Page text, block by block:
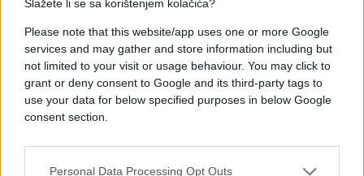
Slažete li se sa korištenjem kolačića?
Please note that this website/app uses one or more Google
services and may gather and store information including but
not limited to your visit or usage behaviour. You may click to
grant or deny consent to Google and its third-party tags to
use your data for below specified purposes in below Google
consent section.
Personal Data Processing Opt Outs
sad, mogu vam kazati kako se sad slažemo vrlo
dobro. Prije nije bilo nikakvog odnosa. Poštujemo
jedan drugog zato jer igramo zajedno. Pique je u
reprezentaciji uvijek imao uzorno ponašanje, bez
obzira što drugi mislili o tome', zaključio je Ramos.